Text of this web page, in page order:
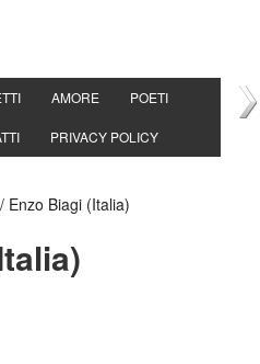
AMORE POETI
PRIVACY POLICY
/Enzo Biagi (Italia)